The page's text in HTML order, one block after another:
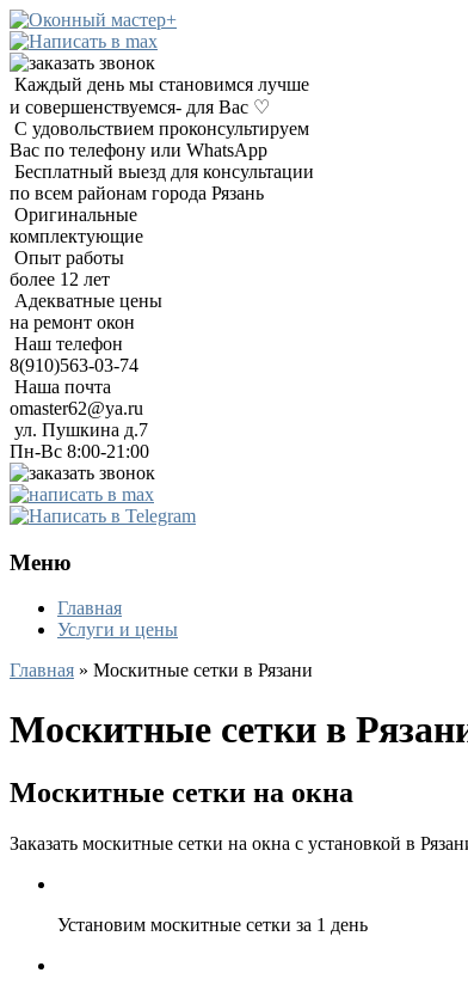
Оконный мастер+
Ремонт окон в Рязани с гарантией качества.
Каждый день мы становимся лучше
и совершенствуемся- для Вас ♡
С удовольствием проконсультируем
Вас по телефону или WhatsApp
Бесплатный выезд для консультации
по всем районам города Рязань
Оригинальные
комплектующие
Опыт работы
более 12 лет
Адекватные цены
на ремонт окон
Наш телефон
8(910)563-03-74
Наша почта
omaster62@ya.ru
ул. Пушкина д.7
Пн-Вс 8:00-21:00
Меню
Главная
Услуги и цены
Главная » Москитные сетки в Рязани
Москитные сетки в
Москитные сетки на окна
Заказать москитные сетки на окна с установкой в
Установим москитные сетки за 1 день